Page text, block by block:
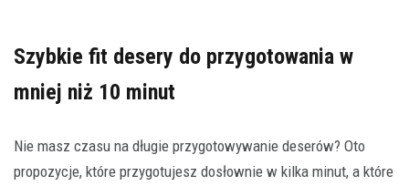
Szybkie fit desery do przygotowania w
mniej niż 10 minut
Nie masz czasu na długie przygotowywanie deserów? Oto
propozycje, które przygotujesz dosłownie w kilka minut, a które